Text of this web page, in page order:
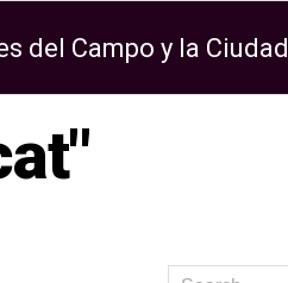
del Campo y la Ciudad